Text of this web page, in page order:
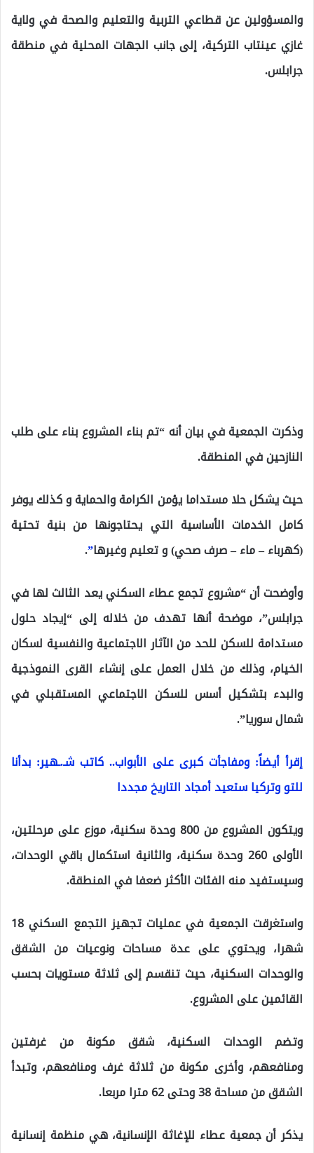
والمسؤولين عن قطاعي التربية والتعليم والصحة في ولاية
غازي عينتاب التركية، إلى جانب الجهات المحلية في منطقة
جرابلس.
وذكرت الجمعية في بيان أنه “تم بناء المشروع بناء على طلب
النازحين في المنطقة.
حيث يشكل حلا مستداما يؤمن الكرامة والحماية و كذلك يوفر
كامل الخدمات الأساسية التي يحتاجونها من بنية تحتية
(كهرباء – ماء – صرف صحي) و تعليم وغيرها”
.
وأوضحت أن “مشروع تجمع عطاء السكني يعد الثالث لها في
جرابلس”، موضحة أنها تهدف من خلاله إلى “إيجاد حلول
مستدامة للسكن للحد من الآثار الاجتماعية والنفسية لسكان
الخيام، وذلك من خلال العمل على إنشاء القرى النموذجية
والبدء بتشكيل أسس للسكن الاجتماعي المستقبلي في
شمال سوريا”.
إقرأ أيضاً: ومفاجأت كبرى على الأبواب.. كاتب شـ.ـهير: بدأنا
للتو وتركيا ستعيد أمجاد التاريخ مجددا
ويتكون المشروع من 800 وحدة سكنية، موزع على مرحلتين،
الأولى 260 وحدة سكنية، والثانية استكمال باقي الوحدات،
وسيستفيد منه الفئات الأكثر ضعفا في المنطقة.
واستغرقت الجمعية في عمليات تجهيز التجمع السكني 18
شهرا، ويحتوي على عدة مساحات ونوعيات من الشقق
والوحدات السكنية، حيث تنقسم إلى ثلاثة مستويات بحسب
القائمين على المشروع.
وتضم الوحدات السكنية، شقق مكونة من غرفتين
ومنافعهم، وأخرى مكونة من ثلاثة غرف ومنافعهم، وتبدأ
الشقق من مساحة 38 وحتى 62 مترا مربعا.
يذكر أن جمعية عطاء للإغاثة الإنسانية، هي منظمة إنسانية